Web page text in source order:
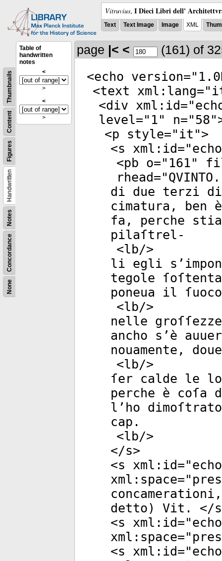
Vitruvius, I Dieci Libri dell'
Text Text Image Image XML
None
Concordance
Notes
Handwritten
Figures
Content
Thumbnails
Table of
handwritten
notes
<
>
<
>
page |< < (161) of
<echo version="
<text xml:lang="
<div xml:id="
level=" 1" n="58
<p style=" it ">
<s xml:id="
<pb o=" 161"
rhead="QVINTO.
di due terzi di
cimatura, ben
fa, perche
pilaſtrel-
<lb/>
li egli
tegole
poneua il
<lb/>
nelle
ancho s’è
nouamente,
<lb/>
ſer calde le
perche è coſa
l’ho
cap.
<lb/>
</s>
<s xml:id="
xml:space="
detto) Vit. </s
<s xml:id="
xml:space="
<s xml:id="